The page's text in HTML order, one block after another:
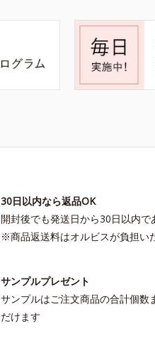
30日以内なら返品OK
開封後でも発送日から30日以内で
※商品返送料はオルビスが負担い
サンプルプレゼント
サンプルはご注文商品の合計個数
だけます